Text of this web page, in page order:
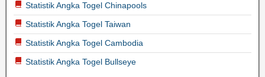
Statistik Angka Togel Chinapools
Statistik Angka Togel Taiwan
Statistik Angka Togel Cambodia
Statistik Angka Togel Bullseye